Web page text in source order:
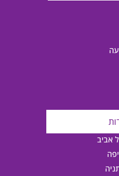
אביב